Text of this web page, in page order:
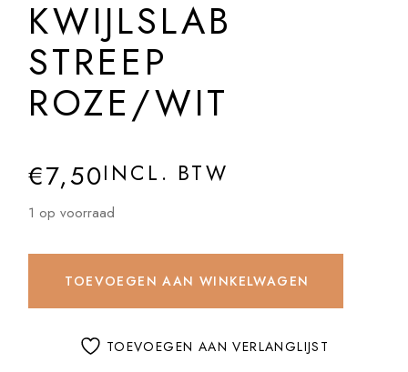
KWIJLSLAB
STREEP
ROZE/WIT
€7,50INCL. BTW
1 op voorraad
TOEVOEGEN AAN WINKELWAGEN
TOEVOEGEN AAN VERLANGLIJST